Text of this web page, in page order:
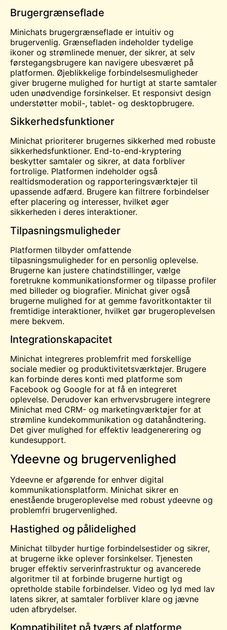
Brugergrænseflade
Minichats brugergrænseflade er intuitiv og
brugervenlig. Grænsefladen indeholder tydelige
ikoner og strømlinede menuer, der sikrer, at selv
førstegangsbrugere kan navigere ubesværet på
platformen. Øjeblikkelige forbindelsesmuligheder
giver brugerne mulighed for hurtigt at starte samtaler
uden unødvendige forsinkelser. Et responsivt design
understøtter mobil-, tablet- og desktopbrugere.
Sikkerhedsfunktioner
Minichat prioriterer brugernes sikkerhed med robuste
sikkerhedsfunktioner. End-to-end-kryptering
beskytter samtaler og sikrer, at data forbliver
fortrolige. Platformen indeholder også
realtidsmoderation og rapporteringsværktøjer til
upassende adfærd. Brugere kan filtrere forbindelser
efter placering og interesser, hvilket øger
sikkerheden i deres interaktioner.
Tilpasningsmuligheder
Platformen tilbyder omfattende
tilpasningsmuligheder for en personlig oplevelse.
Brugerne kan justere chatindstillinger, vælge
foretrukne kommunikationsformer og tilpasse profiler
med billeder og biografier. Minichat giver også
brugerne mulighed for at gemme favoritkontakter til
fremtidige interaktioner, hvilket gør brugeroplevelsen
mere bekvem.
Integrationskapacitet
Minichat integreres problemfrit med forskellige
sociale medier og produktivitetsværktøjer. Brugere
kan forbinde deres konti med platforme som
Facebook og Google for at få en integreret
oplevelse. Derudover kan erhvervsbrugere integrere
Minichat med CRM- og marketingværktøjer for at
strømline kundekommunikation og datahåndtering.
Det giver mulighed for effektiv leadgenerering og
kundesupport.
Ydeevne og brugervenlighed
Ydeevne er afgørende for enhver digital
kommunikationsplatform. Minichat sikrer en
enestående brugeroplevelse med robust ydeevne og
problemfri brugervenlighed.
Hastighed og pålidelighed
Minichat tilbyder hurtige forbindelsestider og sikrer,
at brugerne ikke oplever forsinkelser. Tjenesten
bruger effektiv serverinfrastruktur og avancerede
algoritmer til at forbinde brugerne hurtigt og
opretholde stabile forbindelser. Video og lyd med lav
latens sikrer, at samtaler forbliver klare og jævne
uden afbrydelser.
Kompatibilitet på tværs af platforme